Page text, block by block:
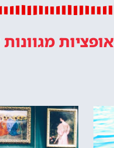
אופציות מגוונות